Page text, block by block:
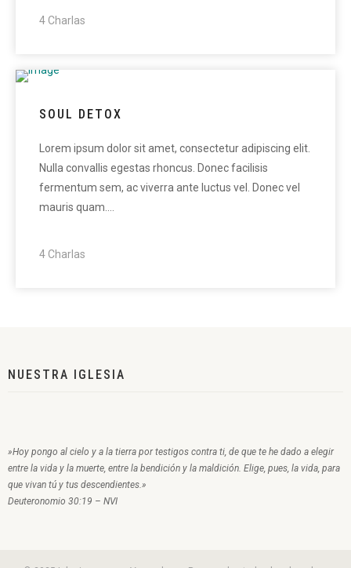
4 Charlas
SOUL DETOX
Lorem ipsum dolor sit amet, consectetur adipiscing elit.
Nulla convallis egestas rhoncus. Donec facilisis
fermentum sem, ac viverra ante luctus vel. Donec vel
mauris quam.…
4 Charlas
NUESTRA IGLESIA
»Hoy pongo al cielo y a la tierra por testigos contra ti, de que te he dado a elegir
entre la vida y la muerte, entre la bendición y la maldición. Elige, pues, la vida, para
que vivan tú y tus descendientes.»
Deuteronomio 30:19 – NVI